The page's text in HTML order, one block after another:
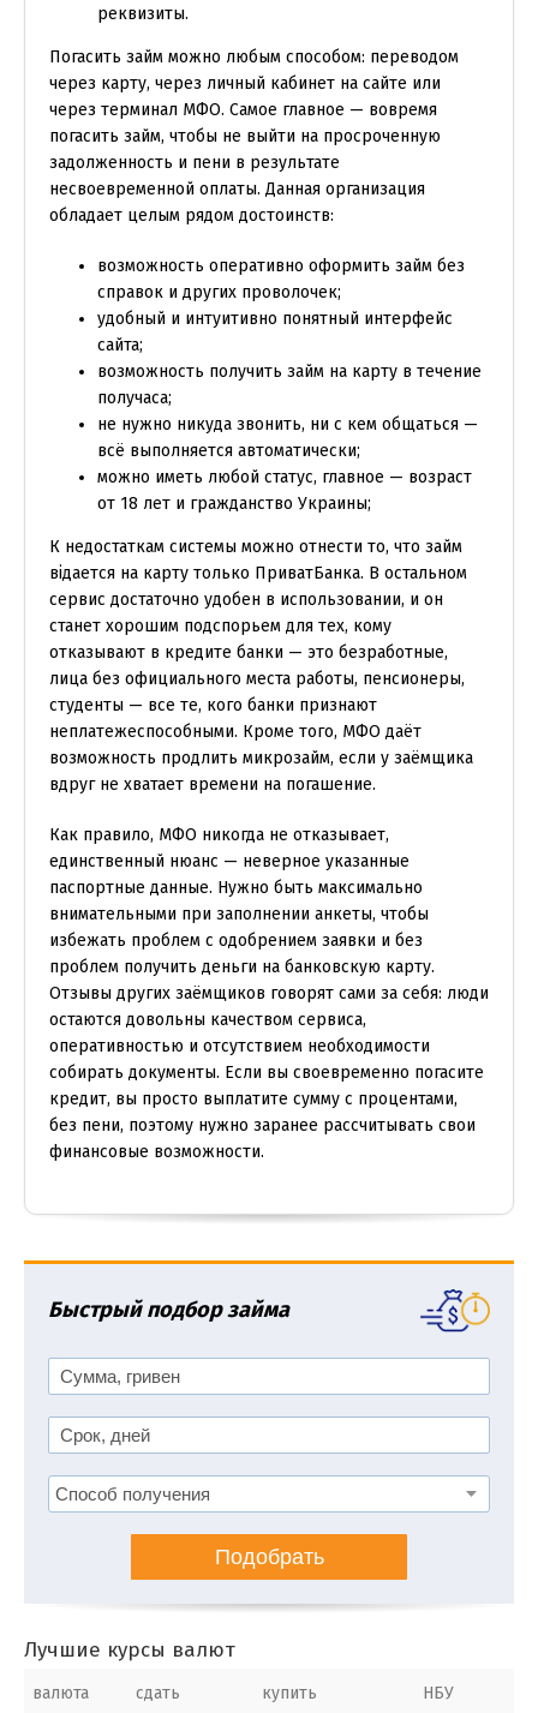
реквизиты.
Погасить займ можно любым способом: переводом
через карту, через личный кабинет на сайте или
через терминал МФО. Самое главное — вовремя
погасить займ, чтобы не выйти на просроченную
задолженность и пени в результате
несвоевременной оплаты. Данная организация
обладает целым рядом достоинств:
возможность оперативно оформить займ без
справок и других проволочек;
удобный и интуитивно понятный интерфейс
сайта;
возможность получить займ на карту в течение
получаса;
не нужно никуда звонить, ни с кем общаться —
всё выполняется автоматически;
можно иметь любой статус, главное — возраст
от 18 лет и гражданство Украины;
К недостаткам системы можно отнести то, что займ
відается на карту только ПриватБанка. В остальном
сервис достаточно удобен в использовании, и он
станет хорошим подспорьем для тех, кому
отказывают в кредите банки — это безработные,
лица без официального места работы, пенсионеры,
студенты — все те, кого банки признают
неплатежеспособными. Кроме того, МФО даёт
возможность продлить микрозайм, если у заёмщика
вдруг не хватает времени на погашение.
Как правило, МФО никогда не отказывает,
единственный нюанс — неверное указанные
паспортные данные. Нужно быть максимально
внимательными при заполнении анкеты, чтобы
избежать проблем с одобрением заявки и без
проблем получить деньги на банковскую карту.
Отзывы других заёмщиков говорят сами за себя: люди
остаются довольны качеством сервиса,
оперативностью и отсутствием необходимости
собирать документы. Если вы своевременно погасите
кредит, вы просто выплатите сумму с процентами,
без пени, поэтому нужно заранее рассчитывать свои
финансовые возможности.
Быстрый подбор займа
Подобрать
Лучшие курсы валют
валюта сдать купить НБУ